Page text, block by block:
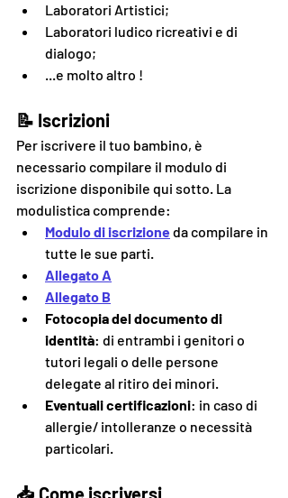
Laboratori Artistici;
Laboratori ludico ricreativi e di
dialogo;
...e molto altro !
📝 Iscrizioni
Per iscrivere il tuo bambino, è
necessario compilare il modulo di
iscrizione disponibile qui sotto. La
modulistica comprende:
Modulo di iscrizione da compilare in
tutte le sue parti.
Allegato A
Allegato B
Fotocopia del documento di
identità: di entrambi i genitori o
tutori legali o delle persone
delegate al ritiro dei minori.
Eventuali certificazioni: in caso di
allergie/ intolleranze o necessità
particolari.
📥 Come iscriversi